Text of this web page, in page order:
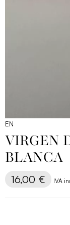
EN
VIRGEN
BLANCA
16,00 € IVA